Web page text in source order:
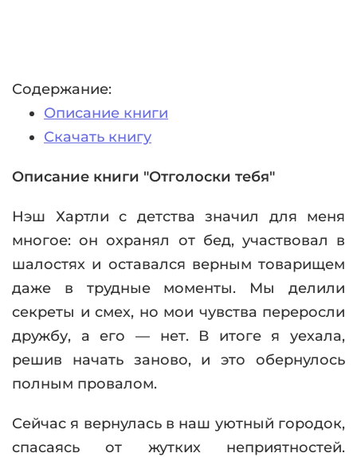
Содержание:
Описание книги
Скачать книгу
Описание книги "Отголоски тебя"
Нэш Хартли с детства значил для меня
многое: он охранял от бед, участвовал в
шалостях и оставался верным товарищем
даже в трудные моменты. Мы делили
секреты и смех, но мои чувства переросли
дружбу, а его — нет. В итоге я уехала,
решив начать заново, и это обернулось
полным провалом.
Сейчас я вернулась в наш уютный городок,
спасаясь от жутких неприятностей.